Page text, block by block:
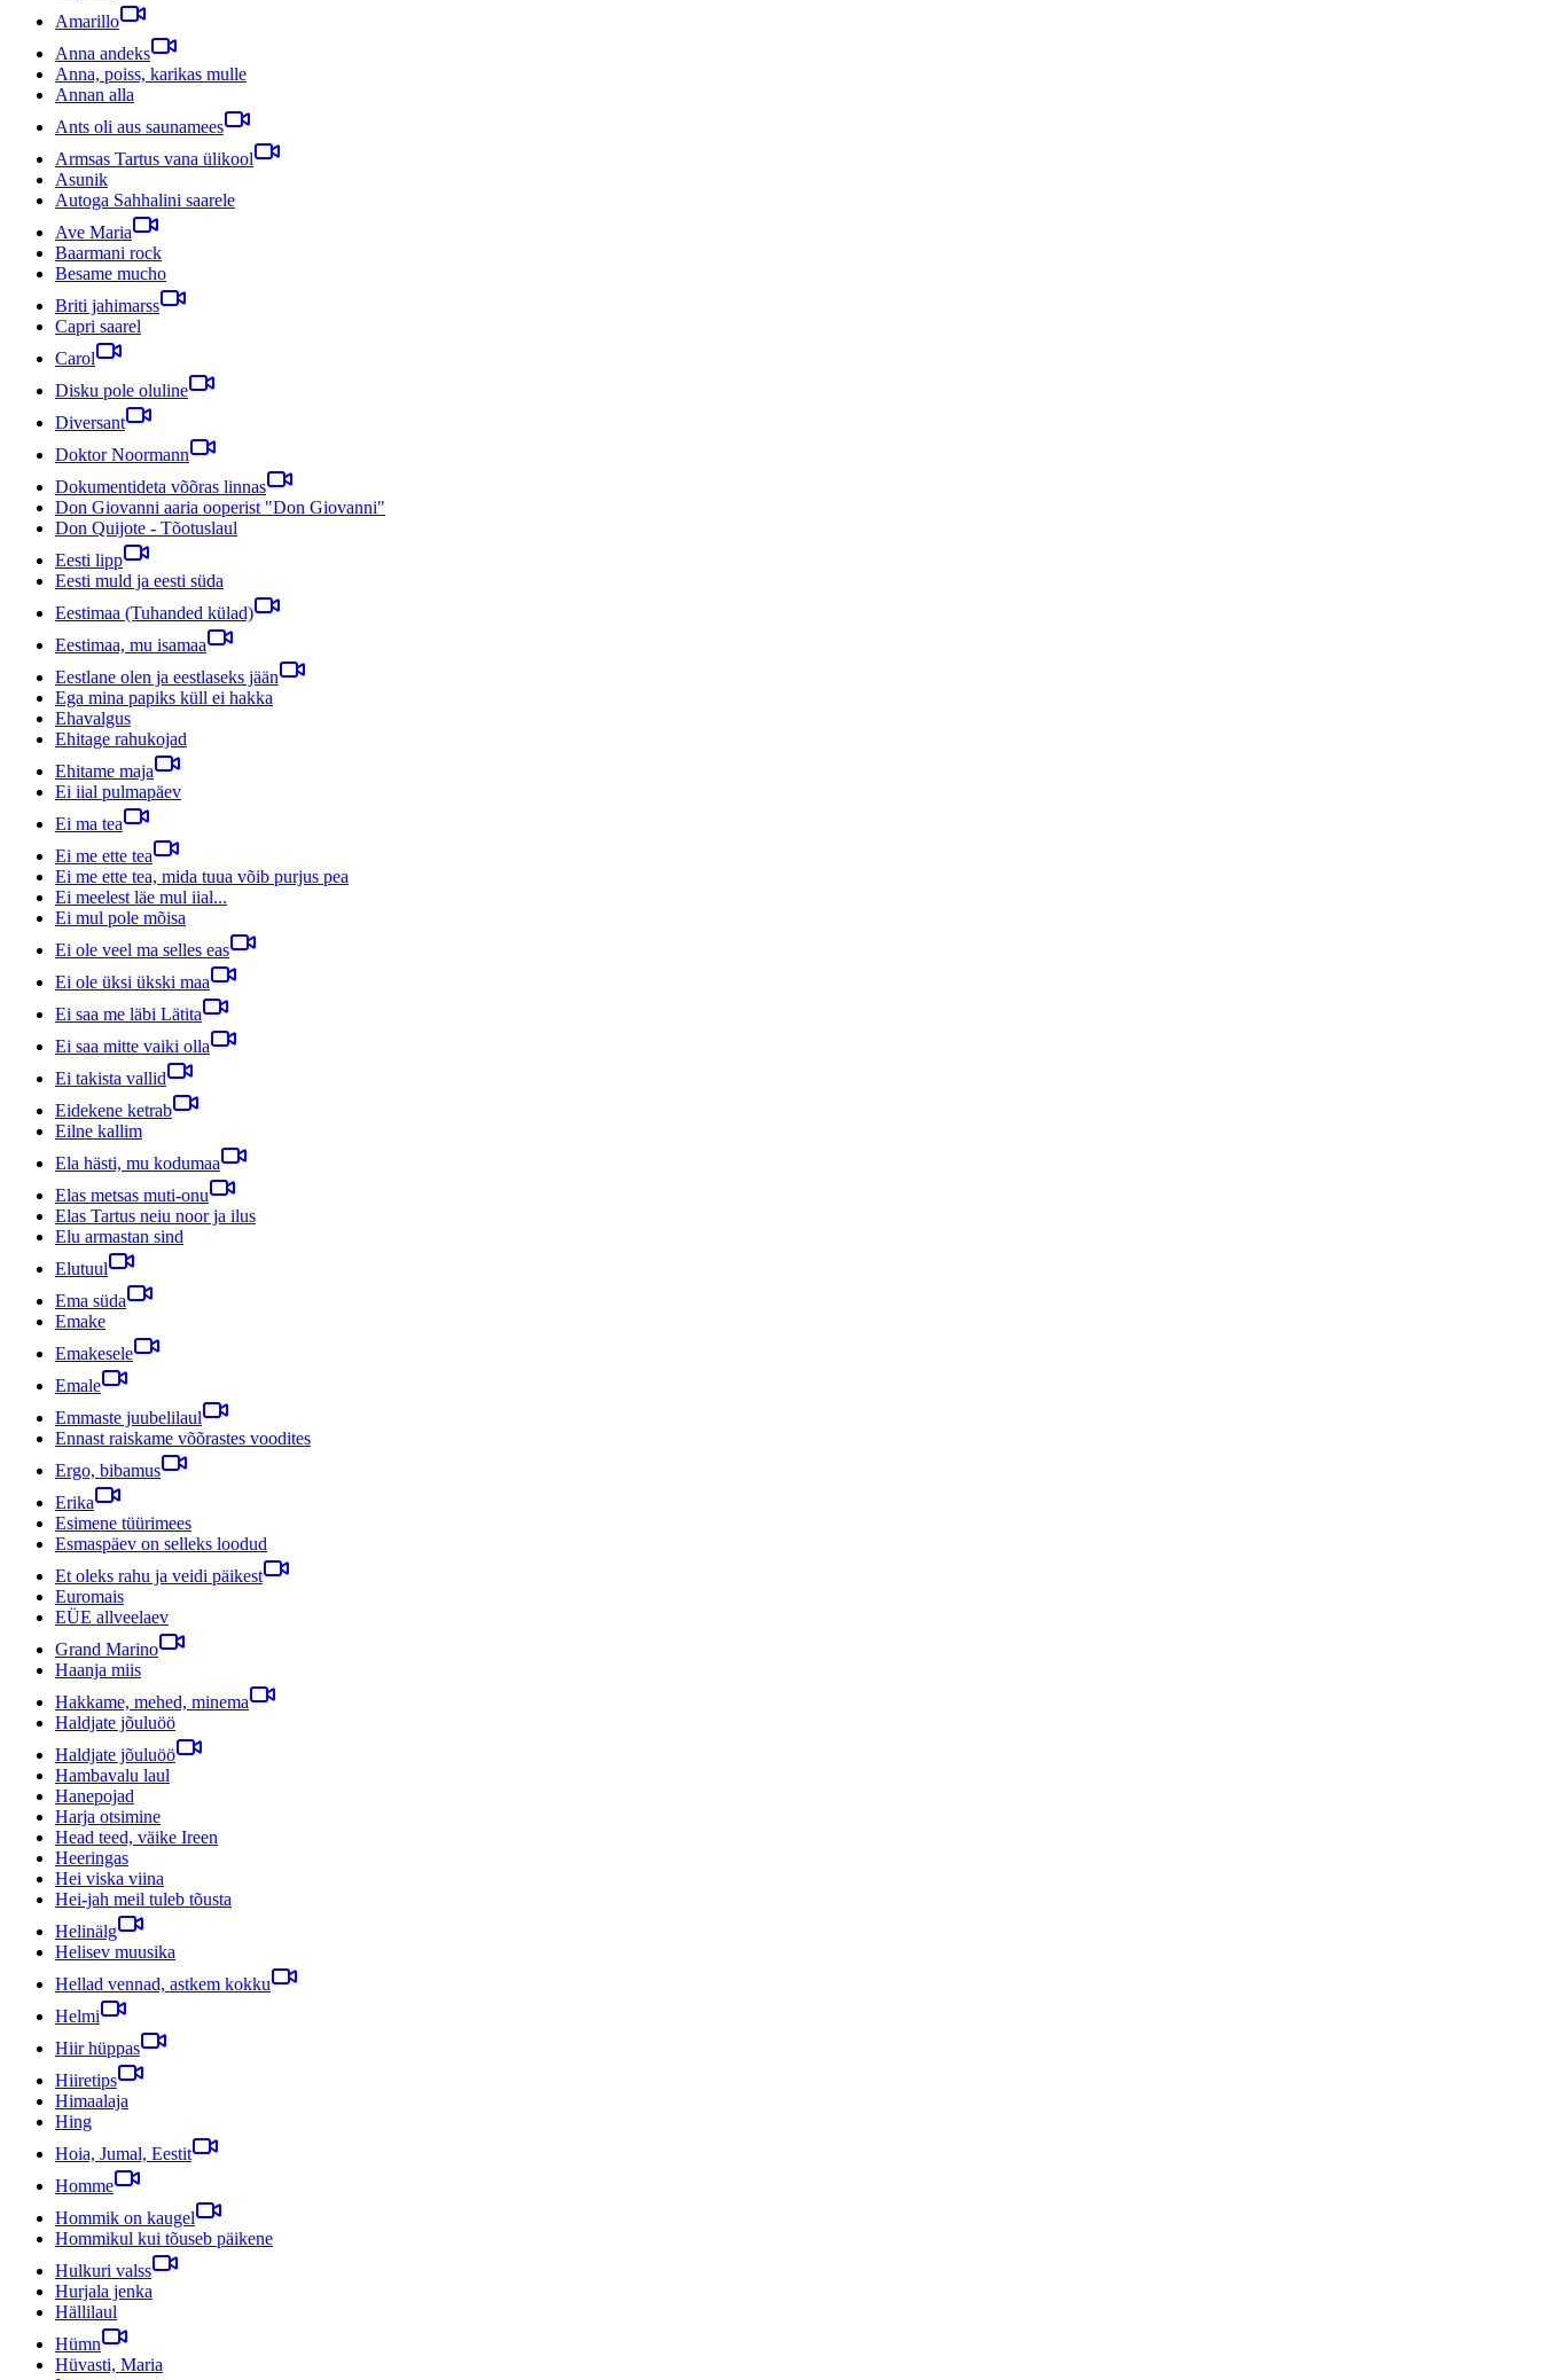
Amarillo
Anna andeks
Anna, poiss, karikas mulle
Annan alla
Ants oli aus saunamees
Armsas Tartus vana ülikool
Asunik
Autoga Sahhalini saarele
Ave Maria
Baarmani rock
Besame mucho
Briti jahimarss
Capri saarel
Carol
Disku pole oluline
Diversant
Doktor Noormann
Dokumentideta võõras linnas
Don Giovanni aaria ooperist "Don Giovanni"
Don Quijote - Tõotuslaul
Eesti lipp
Eesti muld ja eesti süda
Eestimaa (Tuhanded külad)
Eestimaa, mu isamaa
Eestlane olen ja eestlaseks jään
Ega mina papiks küll ei hakka
Ehavalgus
Ehitage rahukojad
Ehitame maja
Ei iial pulmapäev
Ei ma tea
Ei me ette tea
Ei me ette tea, mida tuua võib purjus pea
Ei meelest läe mul iial...
Ei mul pole mõisa
Ei ole veel ma selles eas
Ei ole üksi ükski maa
Ei saa me läbi Lätita
Ei saa mitte vaiki olla
Ei takista vallid
Eidekene ketrab
Eilne kallim
Ela hästi, mu kodumaa
Elas metsas muti-onu
Elas Tartus neiu noor ja ilus
Elu armastan sind
Elutuul
Ema süda
Emake
Emakesele
Emale
Emmaste juubelilaul
Ennast raiskame võõrastes voodites
Ergo, bibamus
Erika
Esimene tüürimees
Esmaspäev on selleks loodud
Et oleks rahu ja veidi päikest
Euromais
EÜE allveelaev
Grand Marino
Haanja miis
Hakkame, mehed, minema
Haldjate jõuluöö
Haldjate jõuluöö
Hambavalu laul
Hanepojad
Harja otsimine
Head teed, väike Ireen
Heeringas
Hei viska viina
Hei-jah meil tuleb tõusta
Helinälg
Helisev muusika
Hellad vennad, astkem kokku
Helmi
Hiir hüppas
Hiiretips
Himaalaja
Hing
Hoia, Jumal, Eestit
Homme
Hommik on kaugel
Hommikul kui tõuseb päikene
Hulkuri valss
Hurjala jenka
Hällilaul
Hümn
Hüvasti, Maria